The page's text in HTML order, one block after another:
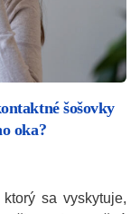
šošovky
oka?
sa vyskytuje,